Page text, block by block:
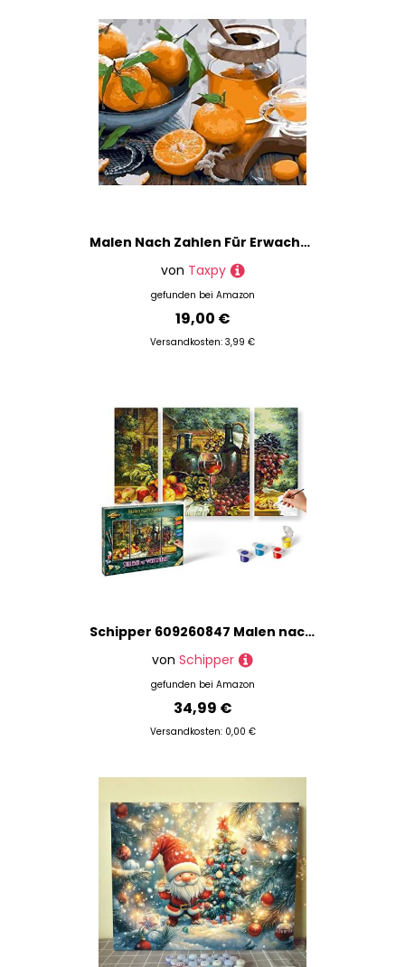
Malen Nach Zahlen Für Erwachsene Stillleben Malen Nach Zahlen Obstbild Auf Leinwand Für Wandkunstdekor, Kein Rahmen, 40 X 50 Cm Malen Nach Zahlen Kits Für Erwachsene Anfänger, Creative Diy Digitales
von Taxpy
gefunden bei Amazon
19,00 €
Versandkosten: 3,99 €
Schipper 609260847 Malen nach Zahlen - Stillleben mit Weintrauben - Bilder malen für Erwachsene, inklusive Pinsel und Acrylfarben, Triptychon, 50 x 80 cm
von Schipper
gefunden bei Amazon
34,99 €
Versandkosten: 0,00 €